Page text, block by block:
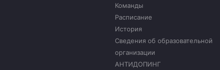
Команды
Расписание
История
Сведения об образовательной
организации
АНТИДОПИНГ